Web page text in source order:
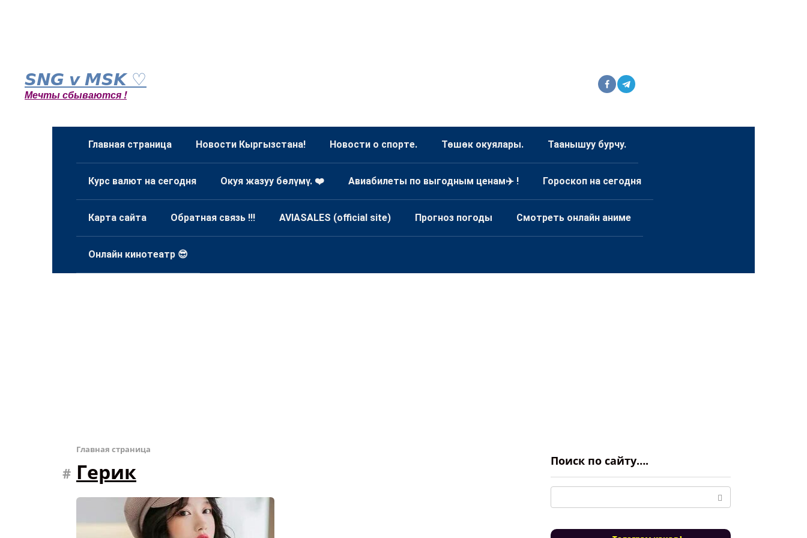
контенту𝙎𝙉𝙂 𝙫 𝙈𝙎𝙆 ♡
Мечты сбываются !
Главная страница Новости Кыргызстана! Новости о спорте. Төшөк окуялары. Таанышуу бурчу.
Курс валют на сегодня Окуя жазуу бөлүмү. ❤️ Авиабилеты по выгодным ценам✈️ ! Гороскоп на сегодня
Карта сайта Обратная связь !!! AVIASALES (official site) Прогноз погоды Смотреть онлайн аниме
Онлайн кинотеатр 😎
Главная страница
Герик Поиск по сайту….